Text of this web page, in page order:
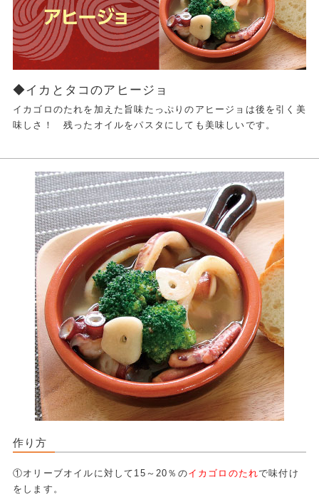
◆イカとタコのアヒージョ
イカゴロのたれを加えた旨味たっぷりのアヒージョは後を引く美
味しさ！ 残ったオイルをパスタにしても美味しいです。
作り方
①オリーブオイルに対して15～20％のイカゴロのたれで味付け
をします。